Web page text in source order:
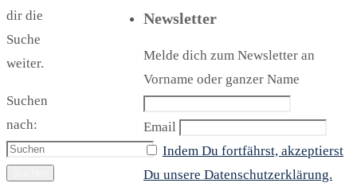
dir die
Suche
weiter.
Suchen
nach:
Newsletter
Melde dich zum Newsletter an
Vorname oder ganzer Name
Email
Indem Du fortfährst, akzeptierst
Du unsere Datenschutzerklärung.